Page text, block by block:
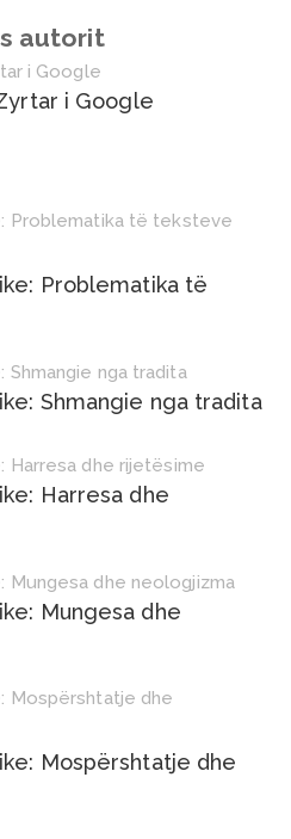
autorit
i Google
Problematika të
Shmangie nga tradita
Harresa dhe
Mungesa dhe
Mospërshtatje dhe